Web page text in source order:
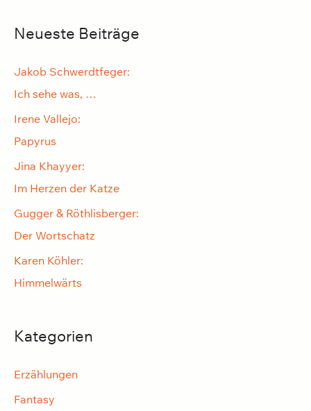
h
n
n
a
c
h
:
Neueste Beiträge
Jakob Schwerdtfeger:
Ich sehe was, …
Irene Vallejo:
Papyrus
Jina Khayyer:
Im Herzen der Katze
Gugger & Röthlisberger:
Der Wortschatz
Karen Köhler:
Himmelwärts
Kategorien
Erzählungen
Fantasy